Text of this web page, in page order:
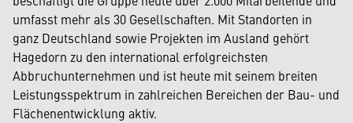
umfasst mehr als 30 Gesellschaften. Mit Standorten in
ganz Deutschland sowie Projekten im Ausland gehört
Hagedorn zu den international erfolgreichsten
Abbruchunternehmen und ist heute mit seinem breiten
Leistungsspektrum in zahlreichen Bereichen der Bau- und
Flächenentwicklung aktiv.